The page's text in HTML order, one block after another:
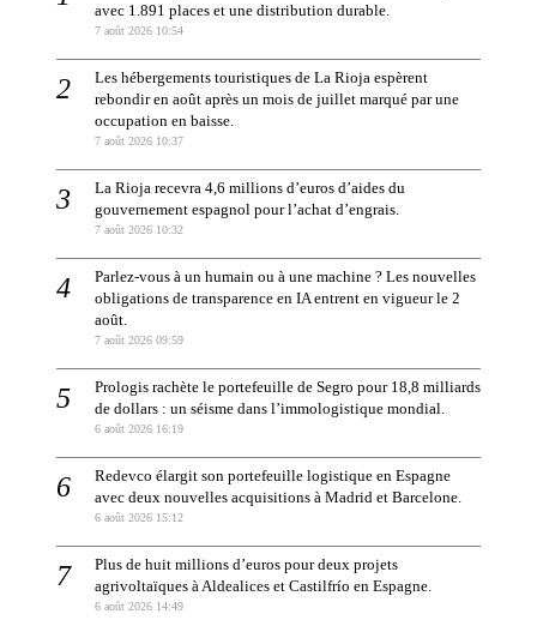
avec 1.891 places et une distribution durable.
7 août 2026 10:54
Les hébergements touristiques de La Rioja espèrent
rebondir en août après un mois de juillet marqué par une
occupation en baisse.
7 août 2026 10:37
La Rioja recevra 4,6 millions d’euros d’aides du
gouvernement espagnol pour l’achat d’engrais.
7 août 2026 10:32
Parlez-vous à un humain ou à une machine ? Les nouvelles
obligations de transparence en IA entrent en vigueur le 2
août.
7 août 2026 09:59
Prologis rachète le portefeuille de Segro pour 18,8 milliards
de dollars : un séisme dans l’immologistique mondial.
6 août 2026 16:19
Redevco élargit son portefeuille logistique en Espagne
avec deux nouvelles acquisitions à Madrid et Barcelone.
6 août 2026 15:12
Plus de huit millions d’euros pour deux projets
agrivoltaïques à Aldealices et Castilfrío en Espagne.
6 août 2026 14:49